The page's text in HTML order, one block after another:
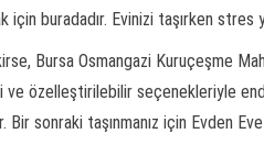
buradadır. Evinizi taşırken stres
Bursa Osmangazi Kuruçeşme
özelleştirilebilir seçenekleriyle
Bir sonraki taşınmanız için Evden